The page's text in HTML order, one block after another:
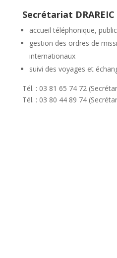
Secrétariat DRAREIC
accueil téléphonique,
gestion des ordres de
internationaux
suivi des voyages et
Tél. : 03 81 65 74 72
Tél. : 03 80 44 89 74